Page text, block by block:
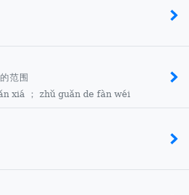
范围
xiá ； zhǔ guǎn de fàn wéi